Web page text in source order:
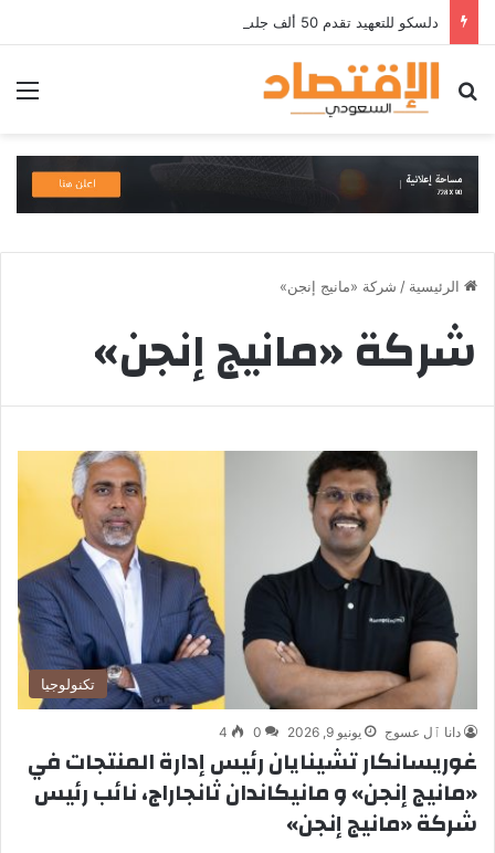
بحث عن
الرئيسية / شركة «مانيج إنجن»
شركة «مانيج إنجن»
تكنولوجيا
دانا ٱل عسوج يونيو 9, 2026 0
4
غوريسانكار تشينايان رئيس إدارة المنتجات في
«مانيج إنجن» و مانيكاندان ثانجاراج، نائب رئيس
شركة «مانيج إنجن»